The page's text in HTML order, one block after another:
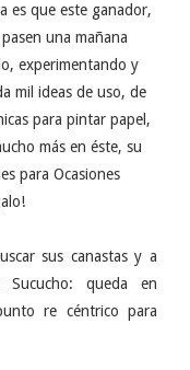
es que este ganador,
una mañana
experimentando y
mil ideas de uso, de
para pintar papel,
más en éste, su
para Ocasiones
sus canastas y a
queda en
re céntrico para